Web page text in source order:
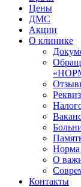
Цены
ДМС
Акции
О клинике
О
Контакты